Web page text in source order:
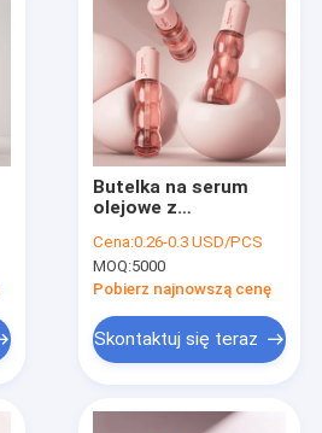
Butelka na serum
olejowe z
aluminiowym
kołnierzem,
odpowiednia do
kosmetyków do
pielęgnacji skóry i
Cena:0.26-0.3 USD/PCS
MOQ:5000
Pobierz najnowszą cenę
Skontaktuj się teraz